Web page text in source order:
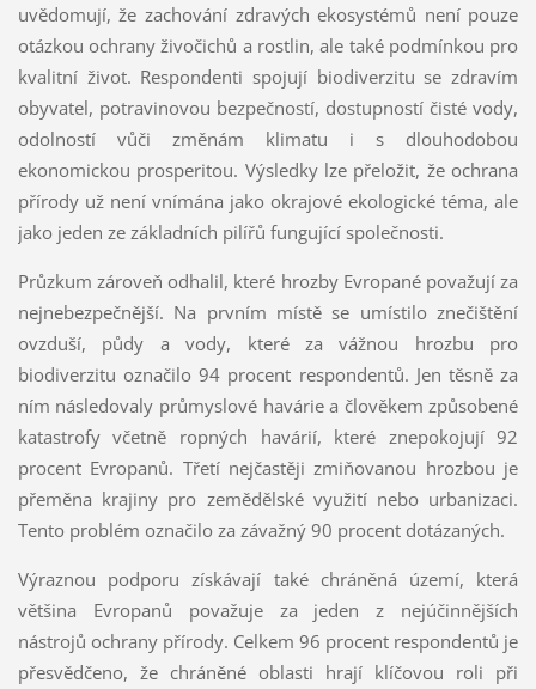
uvědomují, že zachování zdravých ekosystémů není pouze
otázkou ochrany živočichů a rostlin, ale také podmínkou pro
kvalitní život. Respondenti spojují biodiverzitu se zdravím
obyvatel, potravinovou bezpečností, dostupností čisté vody,
odolností vůči změnám klimatu i s dlouhodobou
ekonomickou prosperitou. Výsledky lze přeložit, že ochrana
přírody už není vnímána jako okrajové ekologické téma, ale
jako jeden ze základních pilířů fungující společnosti.
Průzkum zároveň odhalil, které hrozby Evropané považují za
nejnebezpečnější. Na prvním místě se umístilo znečištění
ovzduší, půdy a vody, které za vážnou hrozbu pro
biodiverzitu označilo 94 procent respondentů. Jen těsně za
ním následovaly průmyslové havárie a člověkem způsobené
katastrofy včetně ropných havárií, které znepokojují 92
procent Evropanů. Třetí nejčastěji zmiňovanou hrozbou je
přeměna krajiny pro zemědělské využití nebo urbanizaci.
Tento problém označilo za závažný 90 procent dotázaných.
Výraznou podporu získávají také chráněná území, která
většina Evropanů považuje za jeden z nejúčinnějších
nástrojů ochrany přírody. Celkem 96 procent respondentů je
přesvědčeno, že chráněné oblasti hrají klíčovou roli při